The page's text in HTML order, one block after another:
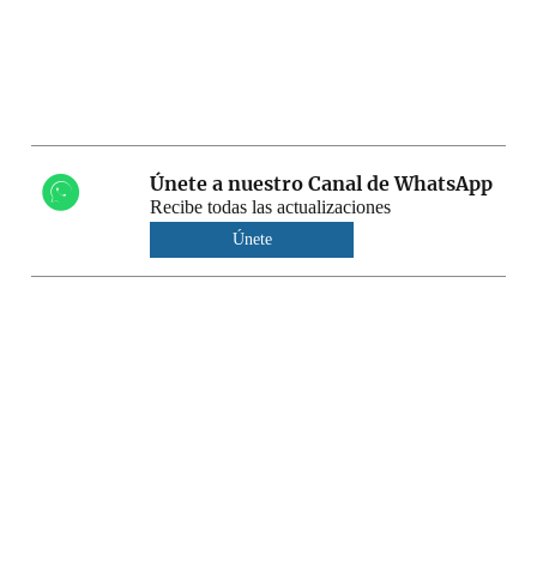
Únete a nuestro Canal de WhatsApp
Recibe todas las actualizaciones
Únete